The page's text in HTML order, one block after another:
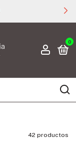
0
42 productos